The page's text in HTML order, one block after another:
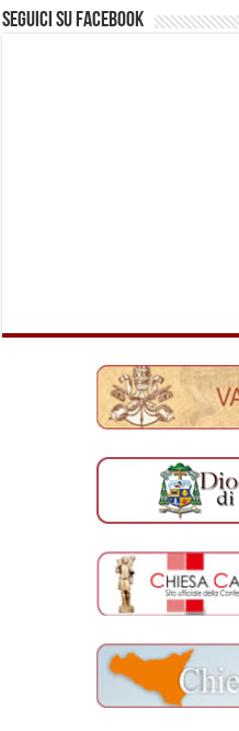
Seguici su Facebook